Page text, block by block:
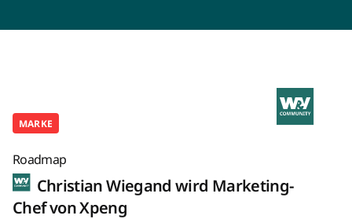
MARKE
Roadmap
Christian Wiegand wird Marketing-
Chef von Xpeng